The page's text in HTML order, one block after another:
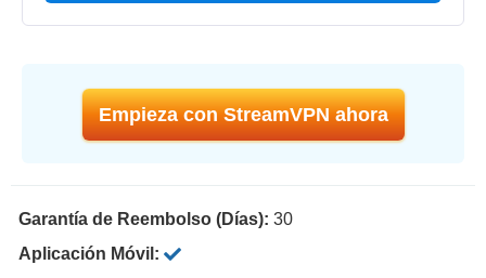
Empieza con StreamVPN ahora
Garantía de Reembolso (Días): 30
Aplicación Móvil: